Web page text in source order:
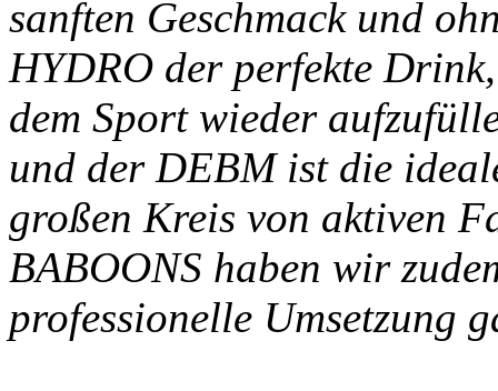
sanften Geschmack und
HYDRO der perfekte
dem Sport wieder
und der DEBM ist die
großen Kreis von aktiven
BABOONS haben wir
professionelle Umsetzung